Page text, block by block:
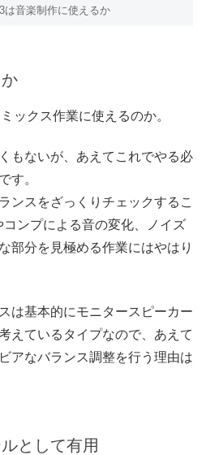
は音楽制作に使えるか
ックス作業に使えるのか。
もないが、あえてこれでやる必
す。
ンスをざっくりチェックするこ
ンプによる音の変化、ノイズ
部分を見極める作業にはやはり
は基本的にモニタースピーカー
えているタイプなので、あえて
アなバランス調整を行う理由は
として有用